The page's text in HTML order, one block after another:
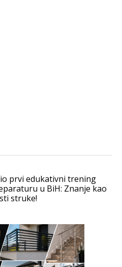
prvi edukativni trening
u BiH: Znanje kao
struke!